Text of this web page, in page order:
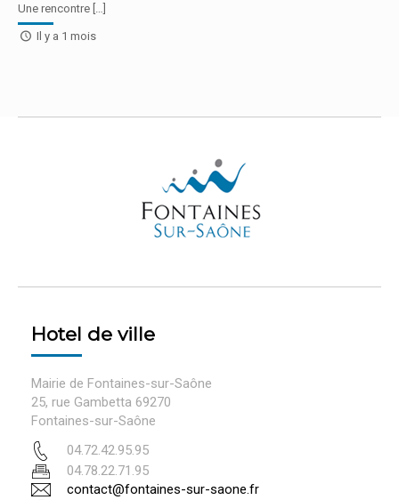
Une rencontre […]
Il y a 1 mois
Hotel de ville
Mairie de Fontaines-sur-Saône
25, rue Gambetta 69270
Fontaines-sur-Saône
04.72.42.95.95
04.78.22.71.95
contact@fontaines-sur-saone.fr